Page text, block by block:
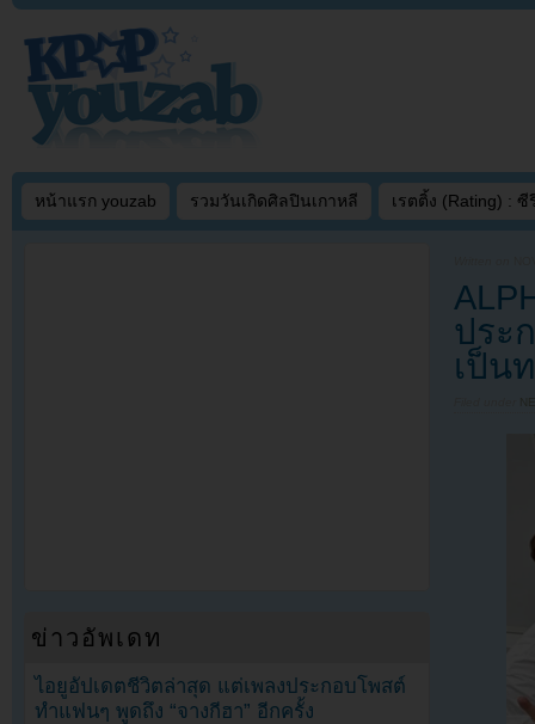
หน้าแรก youzab รวมวันเกิดศิลปินเกาหลี เรตติ้ง (Rating) : ซี
ประ
เป็น
ข่าวอัพเดท
ไอยูอัปเดตชีวิตล่าสุด แต่เพลงประกอบโพสต์
ทำแฟนๆ พูดถึง “จางกีฮา” อีกครั้ง